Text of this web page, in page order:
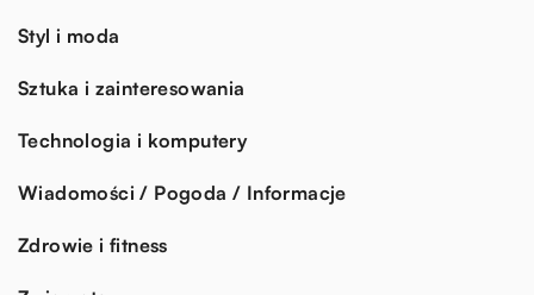
Styl i moda
Sztuka i zainteresowania
Technologia i komputery
Wiadomości / Pogoda / Informacje
Zdrowie i fitness